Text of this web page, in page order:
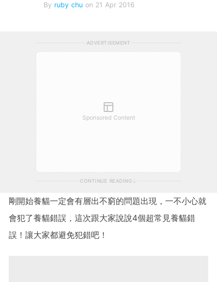
By ruby chu on 21 Apr 2016
ADVERTISEMENT
Sponsored Content
CONTINUE READING
剛開始養貓一定會有層出不窮的問題出現，一不小心就
會犯了養貓錯誤，這次跟大家說說4個超常見養貓錯
誤！讓大家都避免犯錯吧！